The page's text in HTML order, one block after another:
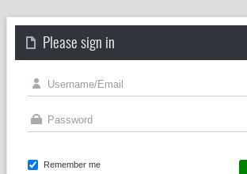
Please sign in
Remember me